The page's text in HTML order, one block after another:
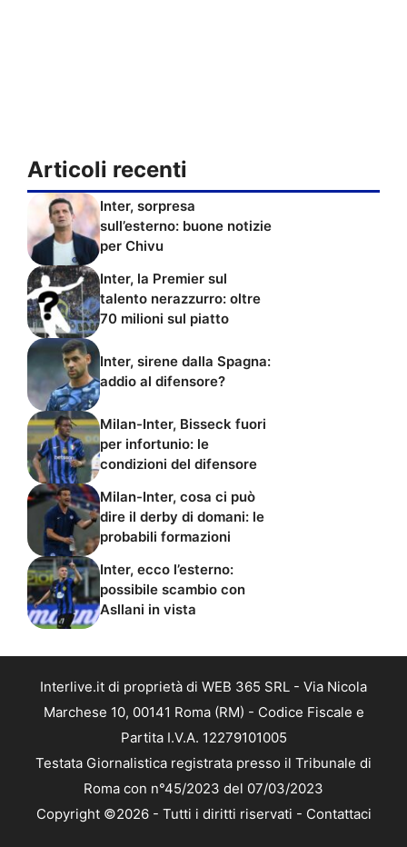
Articoli recenti
Inter, sorpresa
sull’esterno: buone notizie
per Chivu
Inter, la Premier sul
talento nerazzurro: oltre
70 milioni sul piatto
Inter, sirene dalla Spagna:
addio al difensore?
Milan-Inter, Bisseck fuori
per infortunio: le
condizioni del difensore
Milan-Inter, cosa ci può
dire il derby di domani: le
probabili formazioni
Inter, ecco l’esterno:
possibile scambio con
Asllani in vista
Interlive.it di proprietà di WEB 365 SRL - Via Nicola
Marchese 10, 00141 Roma (RM) - Codice Fiscale e
Partita I.V.A. 12279101005
Testata Giornalistica registrata presso il Tribunale di
Roma con n°45/2023 del 07/03/2023
Copyright ©2026 - Tutti i diritti riservati - Contattaci